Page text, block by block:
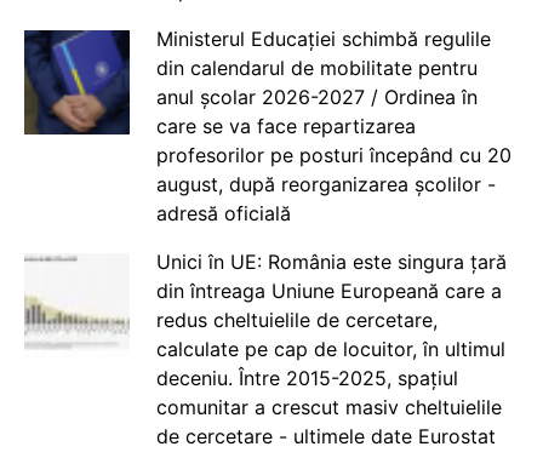
Ministerul Educației schimbă regulile
din calendarul de mobilitate pentru
anul școlar 2026-2027 / Ordinea în
care se va face repartizarea
profesorilor pe posturi începând cu 20
august, după reorganizarea școlilor -
adresă oficială
Unici în UE: România este singura țară
din întreaga Uniune Europeană care a
redus cheltuielile de cercetare,
calculate pe cap de locuitor, în ultimul
deceniu. Între 2015-2025, spațiul
comunitar a crescut masiv cheltuielile
de cercetare - ultimele date Eurostat